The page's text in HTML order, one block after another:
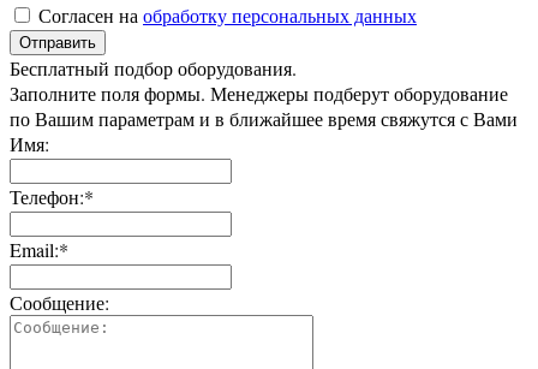
Согласен на обработку персональных данных
Отправить
Бесплатный подбор оборудования.
Заполните поля формы. Менеджеры подберут оборудование
по Вашим параметрам и в ближайшее время свяжутся с Вами
Имя:
Телефон:*
Email:*
Сообщение: